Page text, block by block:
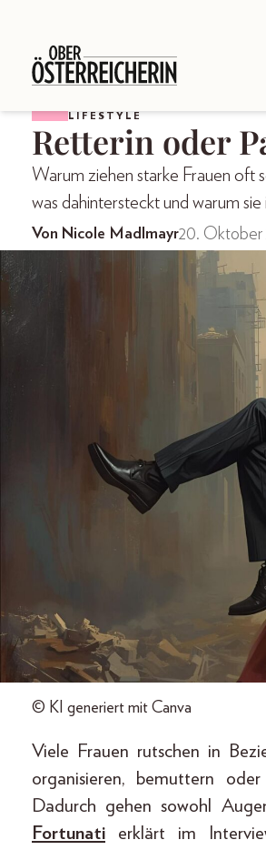
LIFESTYLE
Retterin oder
Warum ziehen starke Frauen oft
was dahintersteckt und warum
Von Nicole Madlmayr20. Oktober
© KI generiert mit Canva
Viele Frauen rutschen in
organisieren, bemuttern
Dadurch gehen sowohl
Fortunati erklärt im